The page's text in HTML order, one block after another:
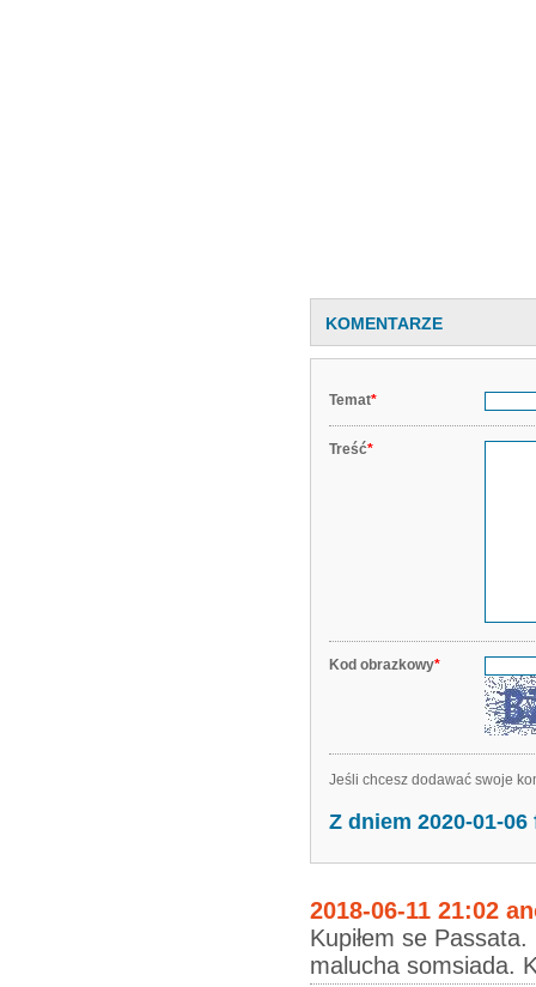
KOMENTARZE
Temat*
Treść*
Kod obrazkowy*
Jeśli chcesz dodawać swoje
Z dniem 2020-01-
2018-06-11 21:02
Kupiłem se
malucha somsiada.